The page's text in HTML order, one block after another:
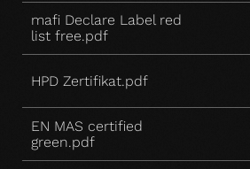
mafi Declare Label red
list free.pdf
HPD Zertifikat.pdf
EN MAS certified
green.pdf